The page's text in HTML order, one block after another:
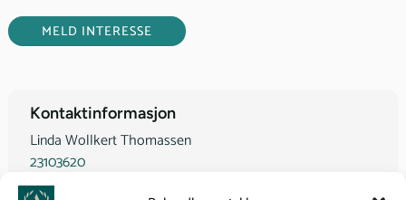
MELD INTERESSE
Kontaktinformasjon
Linda Wollkert Thomassen
23103620
linda@axelsonsinstitutt.no